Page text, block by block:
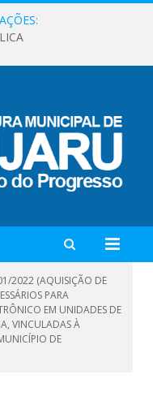
2022 (AQUISIÇÃO DE
PARA
EM UNIDADES DE
VINCULADAS À
DE